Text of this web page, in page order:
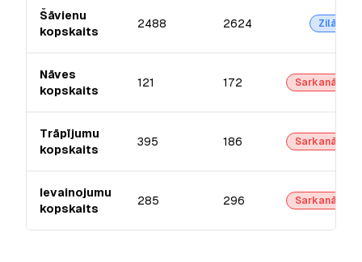
Šāvienu
kopskaits
2488 2624 Zilā
Nāves
kopskaits
121 172 Sarkanā
Trāpījumu
kopskaits
395 186 Sarkanā
Ievainojumu
kopskaits
285 296 Sarkanā